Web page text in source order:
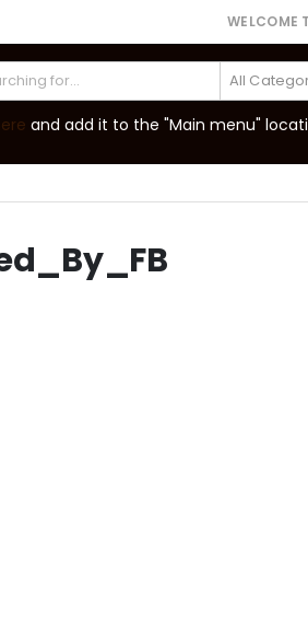
WELCOME
All
and add it to the "Main menu"